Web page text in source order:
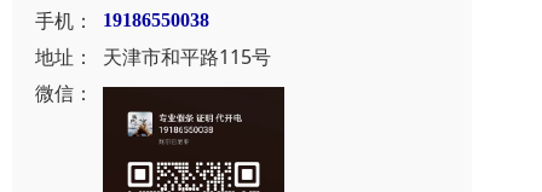
手机：
19186550038
地址：
天津市和平路115号
微信：